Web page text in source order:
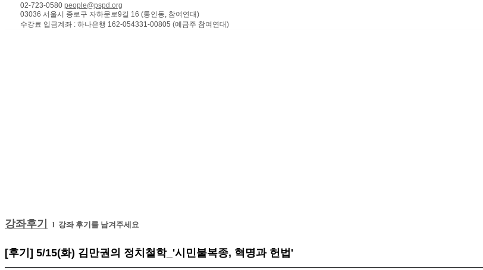
02-723-0580 people@pspd.org
03036 서울시 종로구 자하문로9길 16 (통인동, 참여연대)
수강료 입금계좌 : 하나은행 162-054331-00805 (예금주 참여연대)
강좌후기 l 강좌 후기를 남겨주세요
[후기] 5/15(화) 김만권의 정치철학_'시민불복종, 혁명과 헌법'